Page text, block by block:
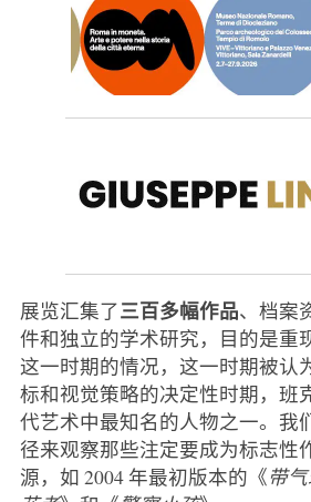
展览汇集了三百多幅作品、档案
件和独立的学术研究，目的是重
这一时期的情况，这一时期被认
标和视觉策略的决定性时期，班
代艺术中最知名的人物之一。我
径来观察那些注定要成为标志性
源，如 2004 年最初版本的《带